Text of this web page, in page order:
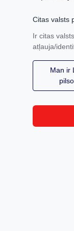
Citas valsts
Ir citas
atļauja/
Man ir